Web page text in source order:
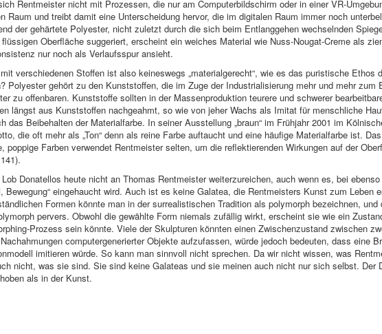
Rentmeister nicht mit Prozessen, die nur am Computerbildschirm oder in einer VR-
Raum und treibt damit eine Unterscheidung hervor, die im digitalen Raum immer noch
der gehärtete Polyester, nicht zuletzt durch die sich beim Entlanggehen wechselnden
Oberfläche suggeriert, erscheint ein weiches Material wie Nuss-Nougat-Creme als
nur noch als Verlaufsspur ansieht.
verschiedenen Stoffen ist also keineswegs „materialgerecht“, wie es das puristische Ethos
Polyester gehört zu den Kunststoffen, die im Zuge der Industrialisierung mehr und mehr
zu offenbaren. Kunststoffe sollten in der Massenproduktion teurere und schwerer
längst aus Kunststoffen nachgeahmt, so wie von jeher Wachs als Imitat für menschliche
das Beibehalten der Materialfarbe. In seiner Ausstellung „braun“ im Frühjahr 2001 im
die oft mehr als „Ton“ denn als reine Farbe auftaucht und eine häufige Materialfarbe ist.
poppige Farben verwendet Rentmeister selten, um die reflektierenden Wirkungen auf der
Donatellos heute nicht an Thomas Rentmeister weiterzureichen, auch wenn es, bei
Bewegung“ eingehaucht wird. Auch ist es keine Galatea, die Rentmeisters Kunst zum Leben
Formen könnte man in der surrealistischen Tradition als polymorph bezeichnen,
pervers. Obwohl die gewählte Form niemals zufällig wirkt, erscheint sie wie ein
Prozess sein könnte. Viele der Skulpturen könnten einen Zwischenzustand zwischen
computergenerierter Objekte aufzufassen, würde jedoch bedeuten, dass eine
imitieren würde. So kann man sinnvoll nicht sprechen. Da wir nicht wissen, was
nicht, was sie sind. Sie sind keine Galateas und sie meinen auch nicht nur sich selbst. Der
als in der Kunst.